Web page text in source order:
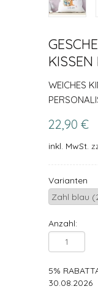
KISSEN
WEICHES
22,90 €
inkl. MwSt.
Varianten
Anzahl:
5%
30.08.2026